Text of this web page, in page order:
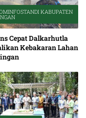
KABUPATEN
Cepat Dalkarhutla
Kebakaran Lahan